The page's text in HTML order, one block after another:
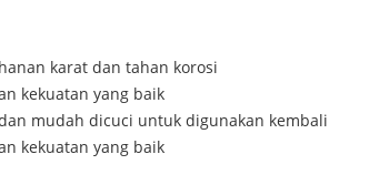
karat dan tahan korosi
kekuatan yang baik
mudah dicuci untuk digunakan kembali
kekuatan yang baik